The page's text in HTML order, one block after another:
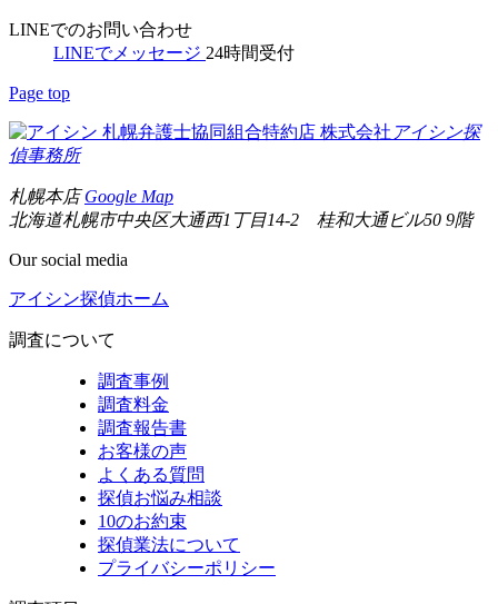
LINEでのお問い合わせ
LINEでメッセージ 24時間受付
Page top
札幌弁護士協同組合特約店 株式会社 アイシン探
偵事務所
札幌本店Google Map
北海道札幌市中央区大通西1丁目14-2 桂和大通ビル50 9階
Our social media
アイシン探偵ホーム
調査について
調査事例
調査料金
調査報告書
お客様の声
よくある質問
探偵お悩み相談
10のお約束
探偵業法について
プライバシーポリシー